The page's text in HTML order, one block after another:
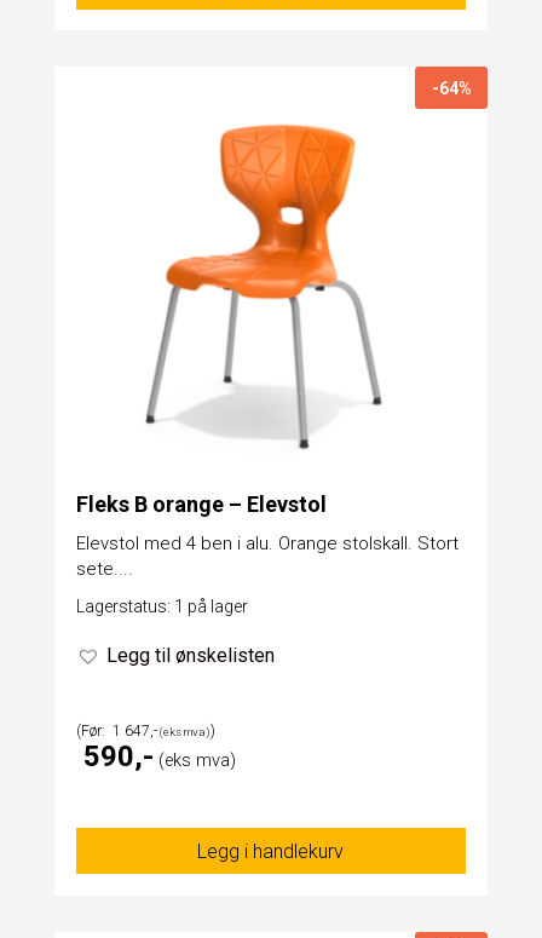
-64%
Fleks B orange – Elevstol
Elevstol med 4 ben i alu. Orange stolskall. Stort
sete....
Lagerstatus: 1 på lager
Legg til ønskelisten
1 647
590
Legg i handlekurv